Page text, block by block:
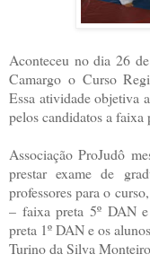
Aconteceu no dia 26
Camargo o Curso
Essa atividade objetiva
pelos candidatos a
Associação ProJudô
prestar exame de
professores para o
– faixa preta 5º DAN
preta 1º DAN e os
Turino da Silva